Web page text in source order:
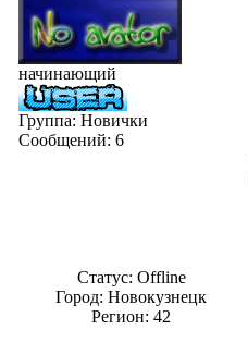
начинающий
Группа: Новички
Сообщений:6
Статус: Offline
Город: Новокузнецк
Регион: 42